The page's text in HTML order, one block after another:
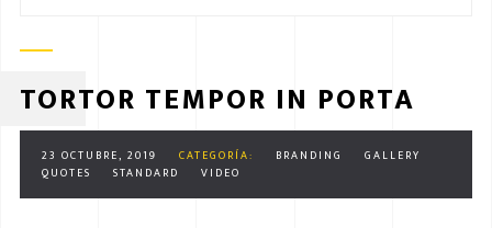
TORTOR TEMPOR IN PORTA
23 OCTUBRE, 2019 CATEGORÍA: BRANDING
GALLERY
QUOTES
STANDARD VIDEO